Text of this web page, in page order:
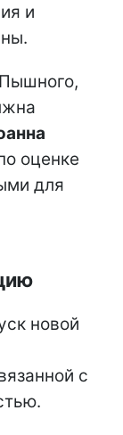
и
оценке
для
новой
с